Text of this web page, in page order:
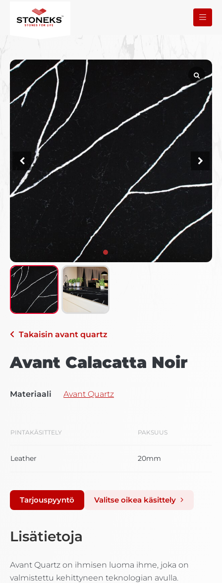
Takaisin avant quartz
Avant Calacatta Noir
Materiaali Avant Quartz
PINTAKÄSITTELY PAKSUUS
Leather 20mm
Tarjouspyyntö Valitse oikea käsittely
Lisätietoja
Avant Quartz on ihmisen luoma ihme, joka on
valmistettu kehittyneen teknologian avulla.